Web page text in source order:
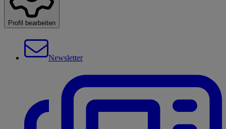
Profil bearbeiten
Newsletter